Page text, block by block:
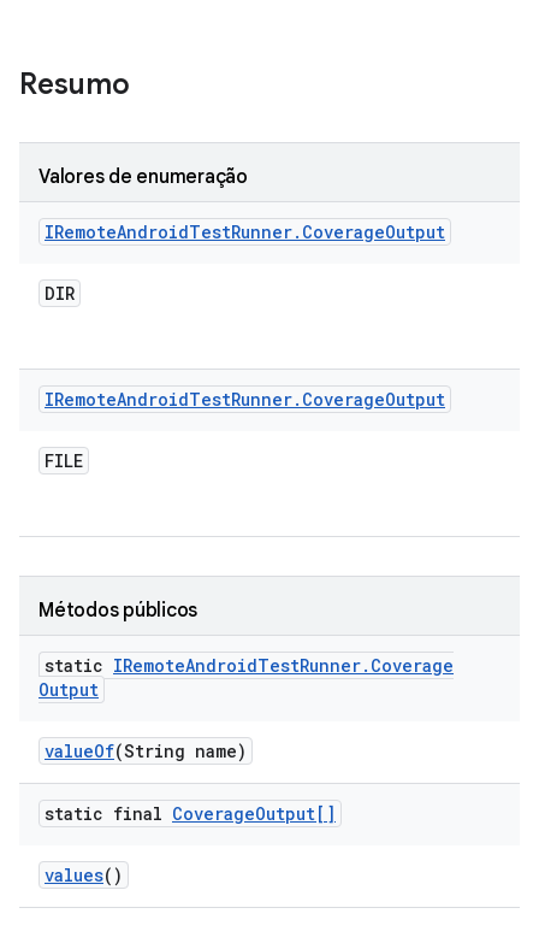
Resumo
Valores de enumeração
IRemoteAndroidTestRunner. CoverageOutput
DIR
IRemoteAndroidTestRunner. CoverageOutput
FILE
Métodos públicos
static IRemoteAndroidTestRunner. Coverage
Output
valueOf(String name)
static final CoverageOutput[]
values()